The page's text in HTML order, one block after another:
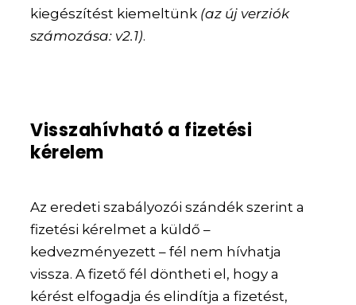
kiegészítést kiemeltünk (az új verziók
számozása: v2.1).
Visszahívható a fizetési
kérelem
Az eredeti szabályozói szándék szerint a
fizetési kérelmet a küldő –
kedvezményezett – fél nem hívhatja
vissza. A fizető fél döntheti el, hogy a
kérést elfogadja és elindítja a fizetést,